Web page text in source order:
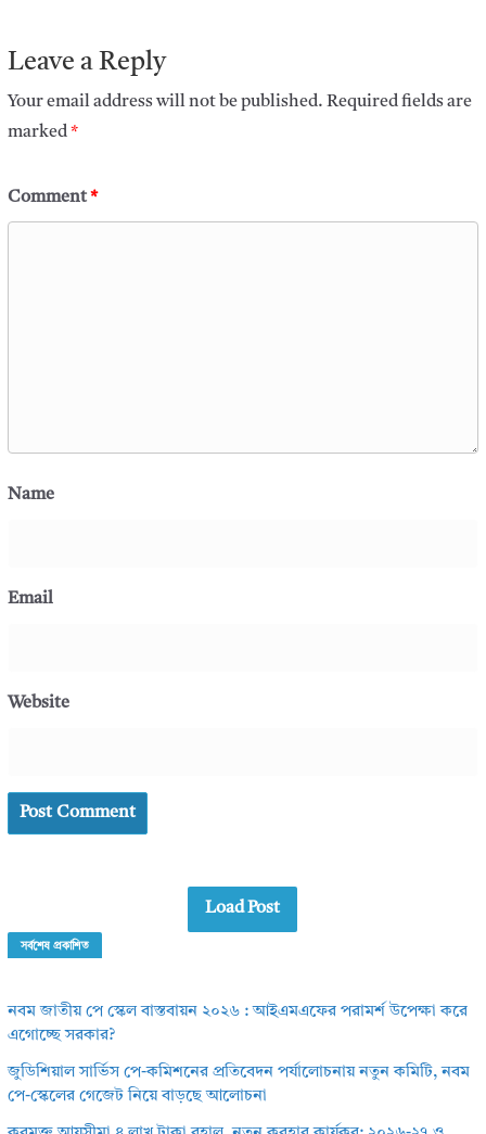
Leave a Reply
Your email address will not be published. Required fields are
marked*
Comment*
Name
Email
Website
Load Post
সর্বশেষ প্রকাশিত
নবম জাতীয় পে স্কেল বাস্তবায়ন ২০২৬ : আইএমএফের পরামর্শ উপেক্ষা করে
এগোচ্ছে সরকার?
জুডিশিয়াল সার্ভিস পে-কমিশনের প্রতিবেদন পর্যালোচনায় নতুন কমিটি, নবম
পে-স্কেলের গেজেট নিয়ে বাড়ছে আলোচনা